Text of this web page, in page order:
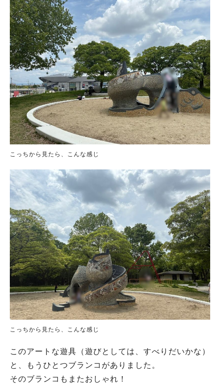
こっちから見たら、こんな感じ
こっちから見たら、こんな感じ
このアートな遊具（遊びとしては、すべりだいかな）
と、もうひとつブランコがありました。
そのブランコもまたおしゃれ！